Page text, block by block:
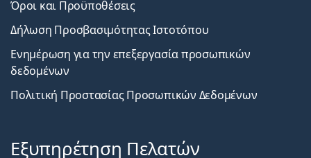
Όροι και Προϋποθέσεις
Δήλωση Προσβασιμότητας Ιστοτόπου
Ενημέρωση για την επεξεργασία προσωπικών
δεδομένων
Πολιτική Προστασίας Προσωπικών Δεδομένων
Εξυπηρέτηση Πελατών